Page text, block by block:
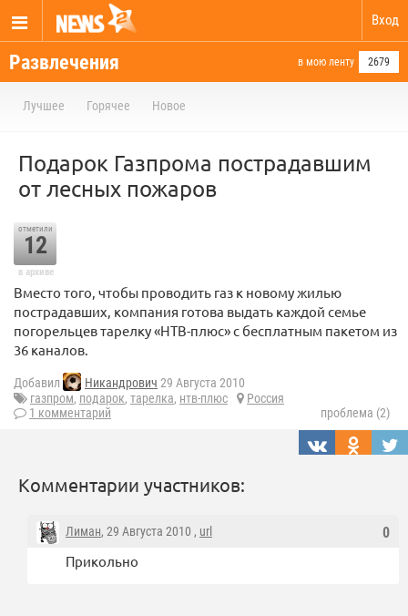
Вход
Развлечения в мою ленту 2679
Лучшее Горячее Новое
Подарок Газпрома пострадавшим
от лесных пожаров
отметили
12
в архиве
Вместо того, чтобы проводить газ к новому жилью
пострадавших, компания готова выдать каждой семье
погорельцев тарелку «НТВ-плюс» с бесплатным пакетом из
36 каналов.
Добавил Никандрович 29 Августа 2010
газпром, подарок, тарелка, нтв-плюс
Россия
1 комментарий
проблема (2)
Комментарии участников:
0
Лиман, 29 Августа 2010 , url
Прикольно